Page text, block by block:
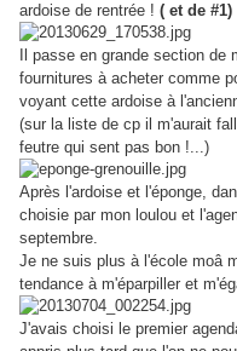
ardoise de rentrée ! ( et de #1)
Il passe en grande section
fournitures à acheter comme
voyant cette ardoise à
(sur la liste de cp il m'aurait
feutre qui sent pas bon !...)
Après l'ardoise et l'éponge,
choisie par mon loulou et
septembre.
Je ne suis plus à l'école moâ
tendance à m'éparpiller et
J'avais choisi le premier